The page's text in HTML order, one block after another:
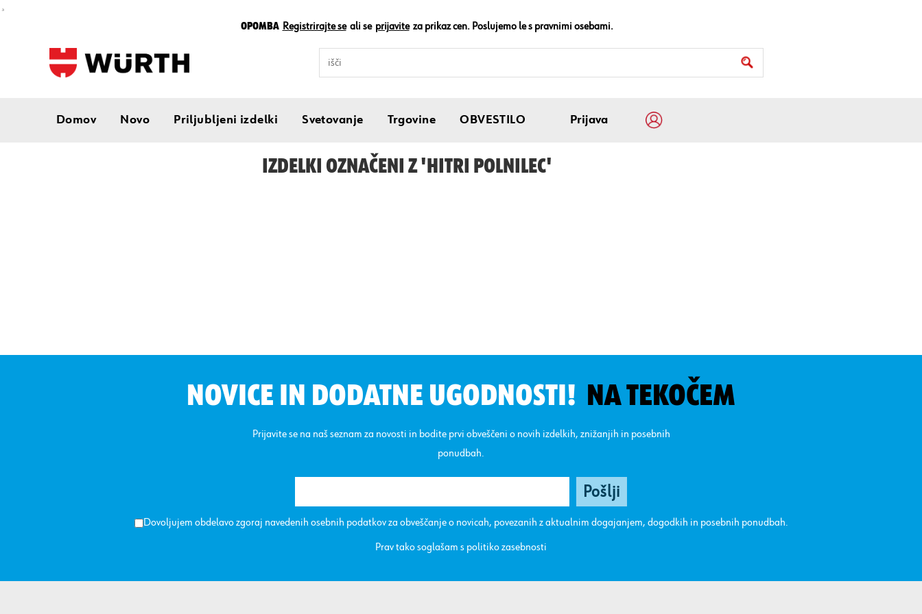
¸
Opomba Registrirajte se ali se prijavite za prikaz cen. Poslujemo le s pravnimi osebami.
Domov Novo Priljubljeni izdelki Svetovanje Trgovine OBVESTILO Prijava
IZDELKI OZNAČENI Z 'HITRI POLNILEC'
NOVICE IN DODATNE UGODNOSTI! NA TEKOČEM
Prijavite se na naš seznam za novosti in bodite prvi obveščeni o novih izdelkih, znižanjih in posebnih
ponudbah.
Dovoljujem obdelavo zgoraj navedenih osebnih podatkov za obveščanje o novicah, povezanih z aktualnim dogajanjem, dogodkih in posebnih ponudbah.
Prav tako soglašam s politiko zasebnosti